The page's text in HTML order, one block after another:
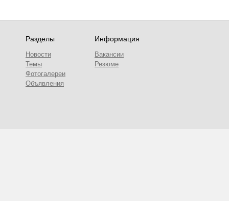
Разделы
Новости
Темы
Фотогалереи
Объявления
Информация
Вакансии
Резюме